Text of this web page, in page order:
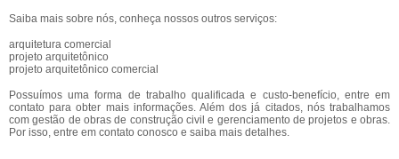
Saiba mais sobre nós, conheça nossos outros serviços:
arquitetura comercial
projeto arquitetônico
projeto arquitetônico comercial
Possuímos uma forma de trabalho qualificada e custo-benefício, entre em
contato para obter mais informações. Além dos já citados, nós trabalhamos
com gestão de obras de construção civil e gerenciamento de projetos e obras.
Por isso, entre em contato conosco e saiba mais detalhes.